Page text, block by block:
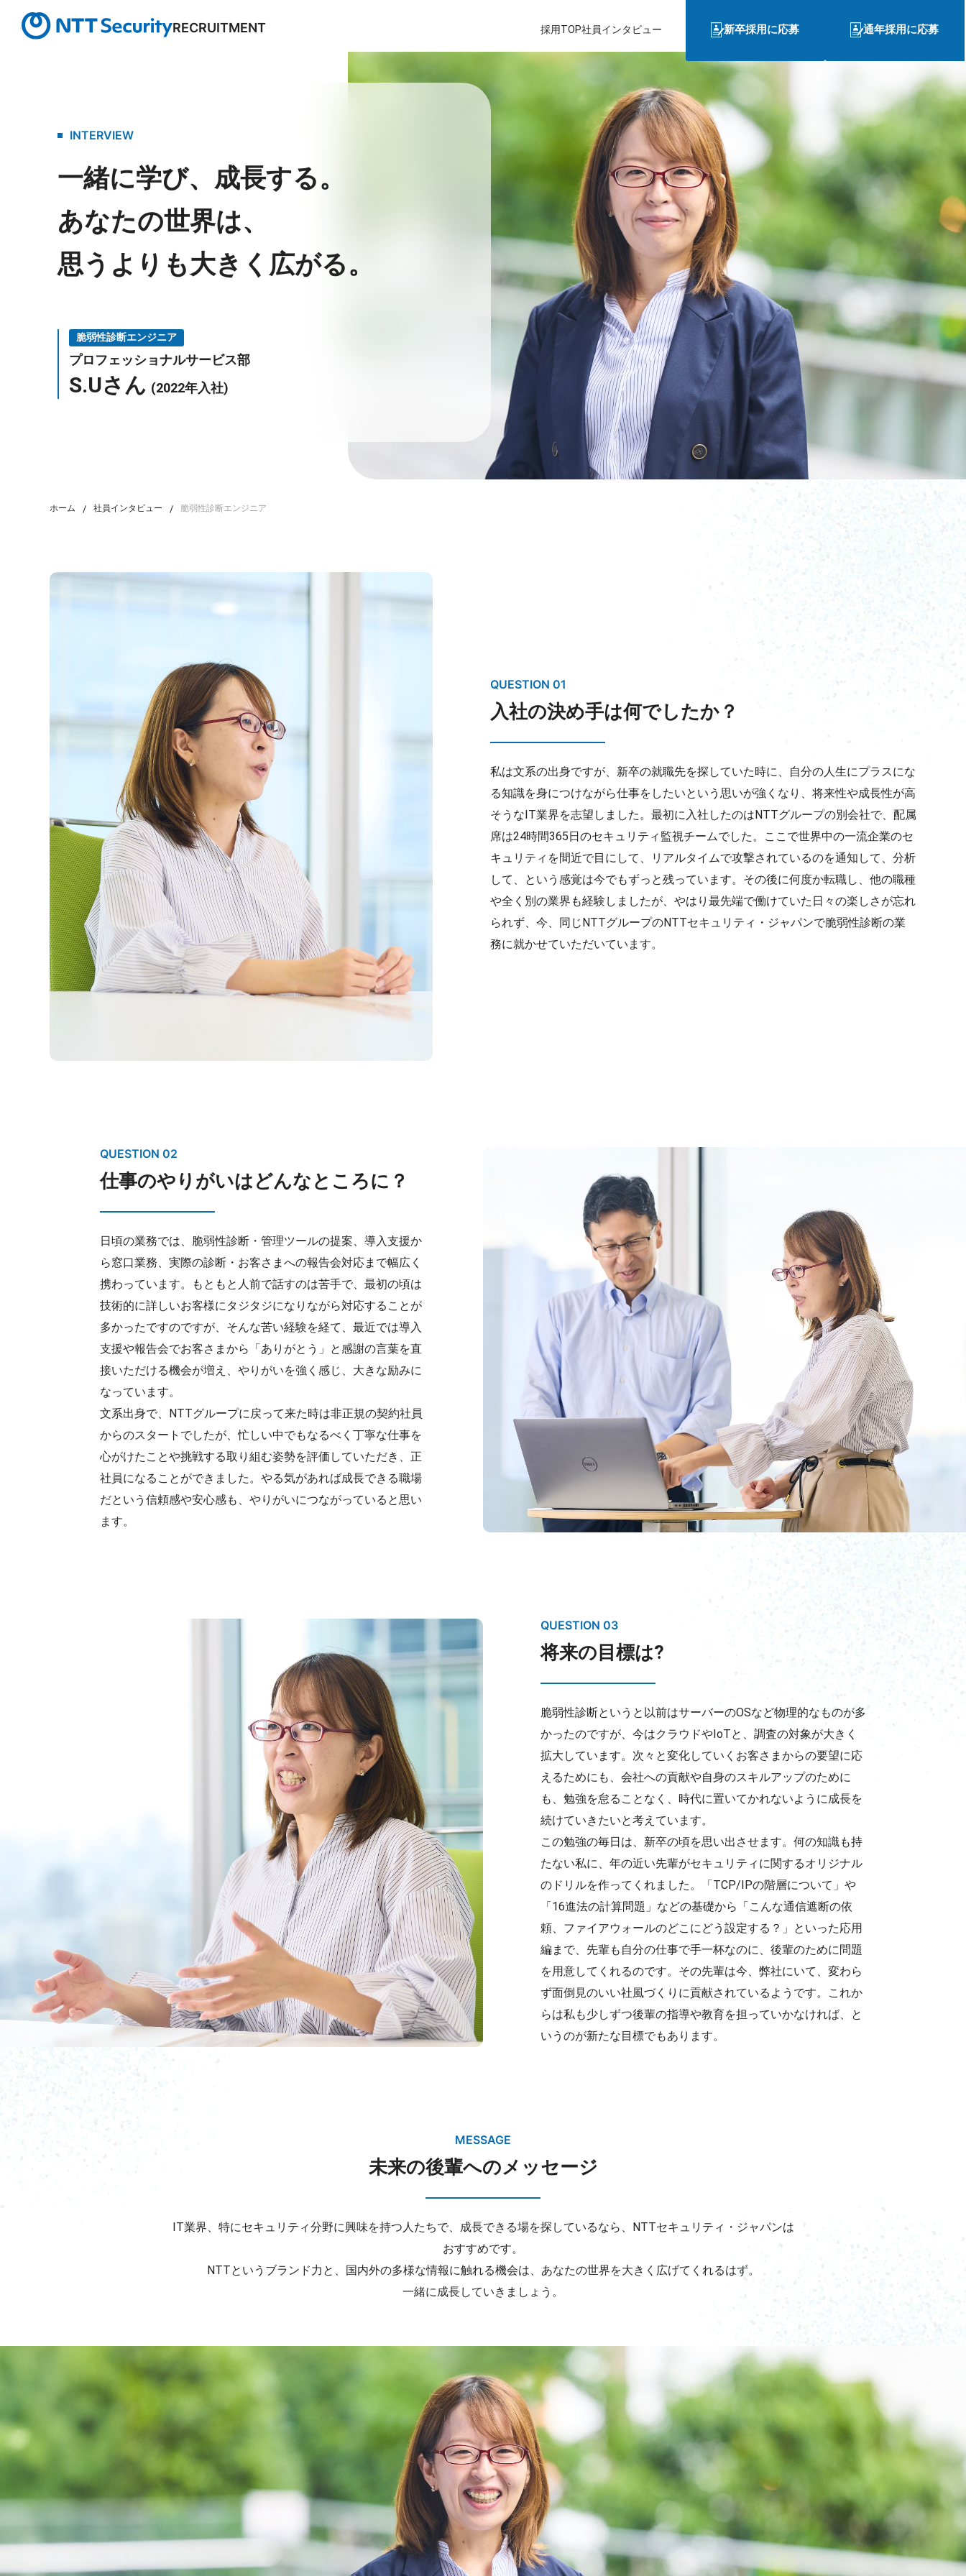
RECRUITMENT 採用TOP社員インタビュー 新卒採用に応募 通年採用に応募
INTERVIEW
一緒に学び、成長する。
あなたの世界は、
思うよりも大きく広がる。
脆弱性診断エンジニア
プロフェッショナルサービス部
S.Uさん (2022年入社)
ホーム 社員インタビュー 脆弱性診断エンジニア
QUESTION 01
入社の決め手は何でしたか？
私は文系の出身ですが、新卒の就職先を探していた時に、自分の人生にプラスにな
る知識を身につけながら仕事をしたいという思いが強くなり、将来性や成長性が高
そうなIT業界を志望しました。最初に入社したのはNTTグループの別会社で、配属
席は24時間365日のセキュリティ監視チームでした。ここで世界中の一流企業のセ
キュリティを間近で目にして、リアルタイムで攻撃されているのを通知して、分析
して、という感覚は今でもずっと残っています。その後に何度か転職し、他の職種
や全く別の業界も経験しましたが、やはり最先端で働けていた日々の楽しさが忘れ
られず、今、同じNTTグループのNTTセキュリティ・ジャパンで脆弱性診断の業
務に就かせていただいています。
QUESTION 02
仕事のやりがいはどんなところに？
日頃の業務では、脆弱性診断・管理ツールの提案、導入支援か
ら窓口業務、実際の診断・お客さまへの報告会対応まで幅広く
携わっています。もともと人前で話すのは苦手で、最初の頃は
技術的に詳しいお客様にタジタジになりながら対応することが
多かったですのですが、そんな苦い経験を経て、最近では導入
支援や報告会でお客さまから「ありがとう」と感謝の言葉を直
接いただける機会が増え、やりがいを強く感じ、大きな励みに
なっています。
文系出身で、NTTグループに戻って来た時は非正規の契約社員
からのスタートでしたが、忙しい中でもなるべく丁寧な仕事を
心がけたことや挑戦する取り組む姿勢を評価していただき、正
社員になることができました。やる気があれば成長できる職場
だという信頼感や安心感も、やりがいにつながっていると思い
ます。
QUESTION 03
将来の目標は?
脆弱性診断というと以前はサーバーのOSなど物理的なものが多
かったのですが、今はクラウドやIoTと、調査の対象が大きく
拡大しています。次々と変化していくお客さまからの要望に応
えるためにも、会社への貢献や自身のスキルアップのために
も、勉強を怠ることなく、時代に置いてかれないように成長を
続けていきたいと考えています。
この勉強の毎日は、新卒の頃を思い出させます。何の知識も持
たない私に、年の近い先輩がセキュリティに関するオリジナル
のドリルを作ってくれました。「TCP/IPの階層について」や
「16進法の計算問題」などの基礎から「こんな通信遮断の依
頼、ファイアウォールのどこにどう設定する？」といった応用
編まで、先輩も自分の仕事で手一杯なのに、後輩のために問題
を用意してくれるのです。その先輩は今、弊社にいて、変わら
ず面倒見のいい社風づくりに貢献されているようです。これか
らは私も少しずつ後輩の指導や教育を担っていかなければ、と
いうのが新たな目標でもあります。
MESSAGE
未来の後輩へのメッセージ
IT業界、特にセキュリティ分野に興味を持つ人たちで、成長できる場を探しているなら、NTTセキュリティ・ジャパンは
おすすめです。
NTTというブランド力と、国内外の多様な情報に触れる機会は、あなたの世界を大きく広げてくれるはず。
一緒に成長していきましょう。